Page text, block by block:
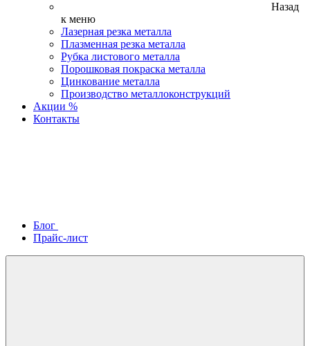
Назад
к меню
Лазерная резка металла
Плазменная резка металла
Рубка листового металла
Порошковая покраска металла
Цинкование металла
Производство металлоконструкций
Акции %
Контакты
Блог
Прайс-лист